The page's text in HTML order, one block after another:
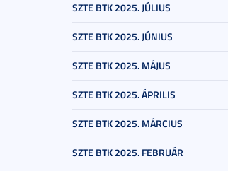
SZTE BTK 2025. JÚLIUS
SZTE BTK 2025. JÚNIUS
SZTE BTK 2025. MÁJUS
SZTE BTK 2025. ÁPRILIS
SZTE BTK 2025. MÁRCIUS
SZTE BTK 2025. FEBRUÁR